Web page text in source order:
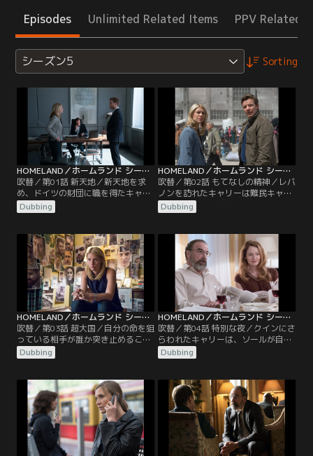
Episodes Unlimited Related Items PPV Related
シーズン5 Sorting
HOMELAND／ホームランド シーズン5 第01話／吹替
吹替／第01話 新天地／新天地を求
め、ドイツの財団に職を得たキャリ
ー。CIAとの決別を誓った彼女だっ
たが、財団のトップがレバノンの難
方、CIAのベルリン支局ではドイツ
との共同作戦に関する機密文書の漏
えい騒ぎが起きていた。ヨーロッパ
担当部長となっていたソールは事態
を収拾すべく現地へ飛ぶが…。
Dubbing
HOMELAND／ホームランド シーズン5 第02話／吹替
吹替／第02話 もてなしの精神／レバ
ノンを訪れたキャリーは難民キャン
プを統率するヒズボラの司令官と会
うことになる。デューリングのため
ーだったが…。一方、機密文書を公
表したローラはドイツ連邦情報局か
ら目をつけられることに。CIAは、
データ漏えいを巡って、ドイツから
幹部職員の処分を迫られていた。
Dubbing
HOMELAND／ホームランド シーズン5 第03話／吹替
吹替／第03話 超大国／自分の命を狙
っている相手が誰か突き止めること
にしたキャリー。デューリングの力
を借り、ヨナスと共に田舎に身を隠
極の方法だった。一方、ソールは機
密文書の流出の後始末に追われなが
らも次の作戦に向けて動き出し、ク
インは次の任務を実行すべく、連邦
情報局のアストリッドに接触する。
Dubbing
HOMELAND／ホームランド シーズン5 第04話／吹替
吹替／第04話 特別な夜／クインにさ
らわれたキャリーは、ソールが自分
の殺害を指示したと知り、愕然とす
る。一方、イスラエル人のエタイの
ールとアリソンは、新たな作戦を始
動すべくシリアのユーセフ将軍と会
うことに。同じ頃、ハッカーのヌー
マンは友人が機密文書をロシアに売
ろうとしていることを知る。
Dubbing